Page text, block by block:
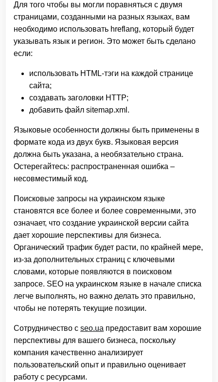
Для того чтобы вы могли поравняться с двумя
страницами, созданными на разных языках, вам
необходимо использовать hreflang, который будет
указывать язык и регион. Это может быть сделано
если:
использовать HTML-тэги на каждой странице
сайта;
создавать заголовки НТТР;
добавить файл sitemap.xml.
Языковые особенности должны быть применены в
формате кода из двух букв. Языковая версия
должна быть указана, а необязательно страна.
Остерегайтесь: распространенная ошибка –
несовместимый код.
Поисковые запросы на украинском языке
становятся все более и более современными, это
означает, что создание украинской версии сайта
дает хорошие перспективы для бизнеса.
Органический трафик будет расти, по крайней мере,
из-за дополнительных страниц с ключевыми
словами, которые появляются в поисковом
запросе. SEO на украинском языке в начале списка
легче выполнять, но важно делать это правильно,
чтобы не потерять текущие позиции.
Сотрудничество с seo.ua предоставит вам хорошие
перспективы для вашего бизнеса, поскольку
компания качественно анализирует
пользовательский опыт и правильно оценивает
работу с ресурсами.